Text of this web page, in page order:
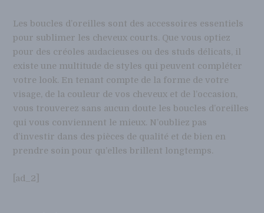
Les boucles d’oreilles sont des accessoires essentiels
pour sublimer les cheveux courts. Que vous optiez
pour des créoles audacieuses ou des studs délicats, il
existe une multitude de styles qui peuvent compléter
votre look. En tenant compte de la forme de votre
visage, de la couleur de vos cheveux et de l’occasion,
vous trouverez sans aucun doute les boucles d’oreilles
qui vous conviennent le mieux. N’oubliez pas
d’investir dans des pièces de qualité et de bien en
prendre soin pour qu’elles brillent longtemps.
[ad_2]